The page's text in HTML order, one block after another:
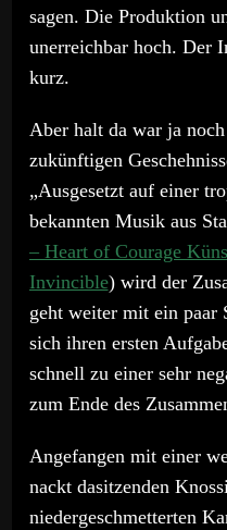
sagen. Die Produktion
unerreichbar hoch. Der
kurz.
Aber halt da war ja
zukünftigen
„Ausgesetzt auf einer
bekannten Musik aus
– Heart of Courage
Invincible) wird der
geht weiter mit ein paar
sich ihren ersten
schnell zu einer sehr
zum Ende des
Angefangen mit einer
nackt dasitzenden
niedergeschmetterten